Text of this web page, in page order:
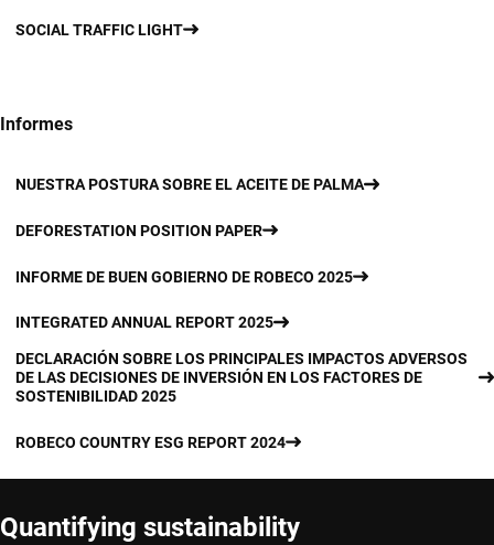
SOCIAL TRAFFIC LIGHT
Informes
NUESTRA POSTURA SOBRE EL ACEITE DE PALMA
DEFORESTATION POSITION PAPER
INFORME DE BUEN GOBIERNO DE ROBECO 2025
INTEGRATED ANNUAL REPORT 2025
DECLARACIÓN SOBRE LOS PRINCIPALES IMPACTOS ADVERSOS
DE LAS DECISIONES DE INVERSIÓN EN LOS FACTORES DE
SOSTENIBILIDAD 2025
ROBECO COUNTRY ESG REPORT 2024
Quantifying sustainability